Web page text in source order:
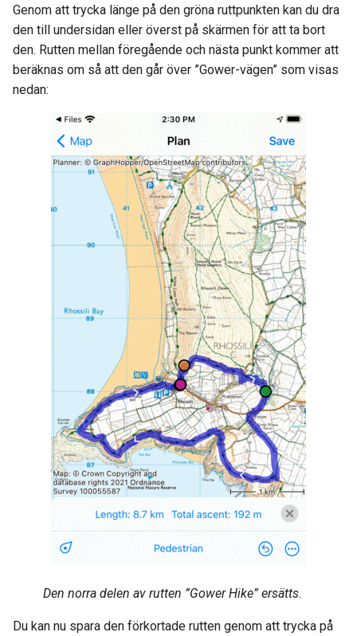
Genom att trycka länge på den gröna ruttpunkten kan du dra
den till undersidan eller överst på skärmen för att ta bort
den. Rutten mellan föregående och nästa punkt kommer att
beräknas om så att den går över ”Gower-vägen” som visas
nedan:
Den norra delen av rutten ”Gower Hike” ersätts.
Du kan nu spara den förkortade rutten genom att trycka på